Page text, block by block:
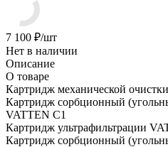
7 100 ₽/шт
Нет в наличии
Описание
О товаре
Картридж механической
Картридж сорбционный
VATTEN C1
Картридж ультрафильтрации
Картридж сорбционный